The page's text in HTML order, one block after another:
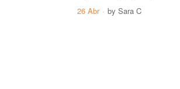
26 Abr by Sara C